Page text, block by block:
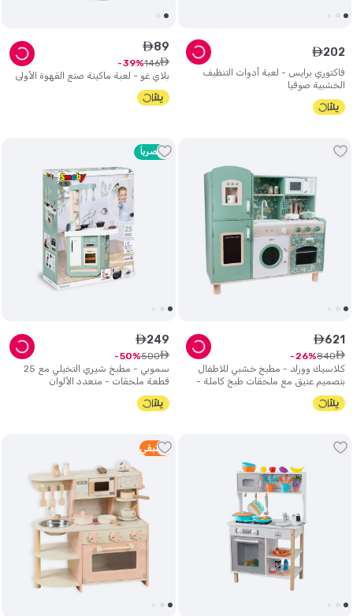
فاكتوري برايس - لعبة أدوات التنظيف
الخشبية صوفيا
ê202
بلاي غو - لعبة ماكينة صنع القهوة الأولى
ê89
ê
146
39
كلاسيك وورلد - مطبخ خشبي للاطفال
بتصميم عتيق مع ملحقات طبخ كاملة -
أخضر
ê621
ê
840
26
حصرياً
سموبي - مطبخ شيري التخيلي مع 25
قطعة ملحقات - متعدد الألوان
ê249
ê
500
50
1 متبقي